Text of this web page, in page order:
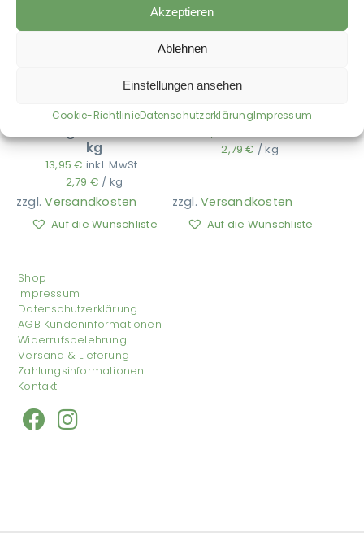
Akzeptieren
Ablehnen
Einstellungen ansehen
Cookie-RichtlinieDatenschutzerklärungImpressum
Kanne Brottrunk® –
Fermentgetreide®
kg
13,95€ inkl. MwSt.
2,79 € / kg
zzgl.Versandkosten
Auf die Wunschliste
Kanne Brottrunk® –
Pferde 5 kg
2,79€/kg
zzgl.Versandkosten
Auf die Wunschliste
Shop
Impressum
Datenschutzerklärung
AGB Kundeninformationen
Widerrufsbelehrung
Versand & Lieferung
Zahlungsinformationen
Kontakt